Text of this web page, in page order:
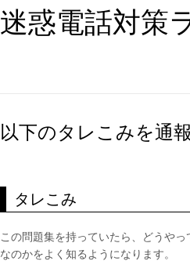
迷惑電話対策
以下のタレこみを通
タレこみ
この問題集を持っていたら、どうや
なのかをよく知るようになります。